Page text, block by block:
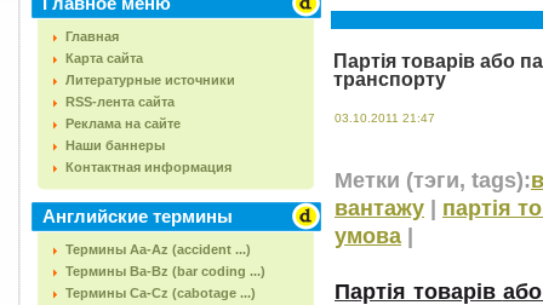
Главная
Карта сайта
Литературные источники
RSS-лента сайта
Реклама на сайте
Наши баннеры
Контактная информация
Английские термины
Термины Aa-Az (accident ...)
Термины Ba-Bz (bar coding ...)
Термины Ca-Cz (cabotage ...)
Партія товарів або
транспорту
03.10.2011 21:47
Метки (тэги, tags):
вантажу | партія
умова |
Партія товарів